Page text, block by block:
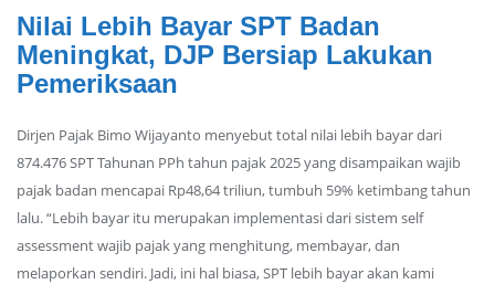
Nilai Lebih Bayar SPT Badan
Meningkat, DJP Bersiap Lakukan
Pemeriksaan
Dirjen Pajak Bimo Wijayanto menyebut total nilai lebih bayar dari
874.476 SPT Tahunan PPh tahun pajak 2025 yang disampaikan wajib
pajak badan mencapai Rp48,64 triliun, tumbuh 59% ketimbang tahun
lalu. “Lebih bayar itu merupakan implementasi dari sistem self
assessment wajib pajak yang menghitung, membayar, dan
melaporkan sendiri. Jadi, ini hal biasa, SPT lebih bayar akan kami